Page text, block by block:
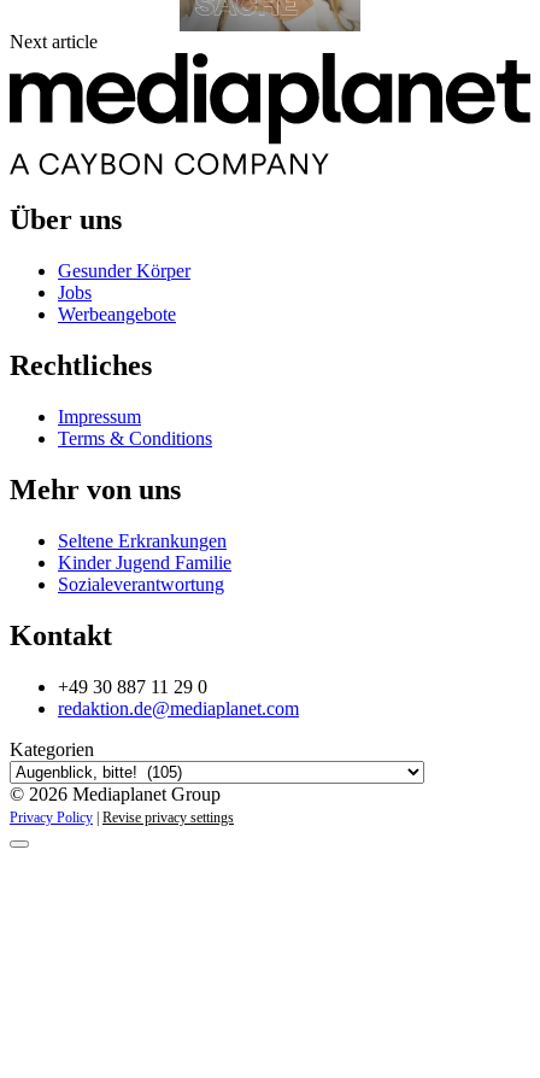
Next article
Über uns
Gesunder Körper
Jobs
Werbeangebote
Rechtliches
Impressum
Terms & Conditions
Mehr von uns
Seltene Erkrankungen
Kinder Jugend Familie
Sozialeverantwortung
Kontakt
+49 30 887 11 29 0
redaktion.de@mediaplanet.com
Kategorien
© 2026 Mediaplanet Group
Privacy Policy | Revise privacy settings